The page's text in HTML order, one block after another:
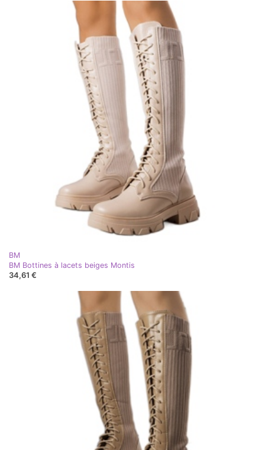
BM
BM Bottines à lacets beiges Montis
34,61 €